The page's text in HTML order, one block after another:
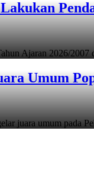
Ajaran 2026/
Umum
juara umum pada